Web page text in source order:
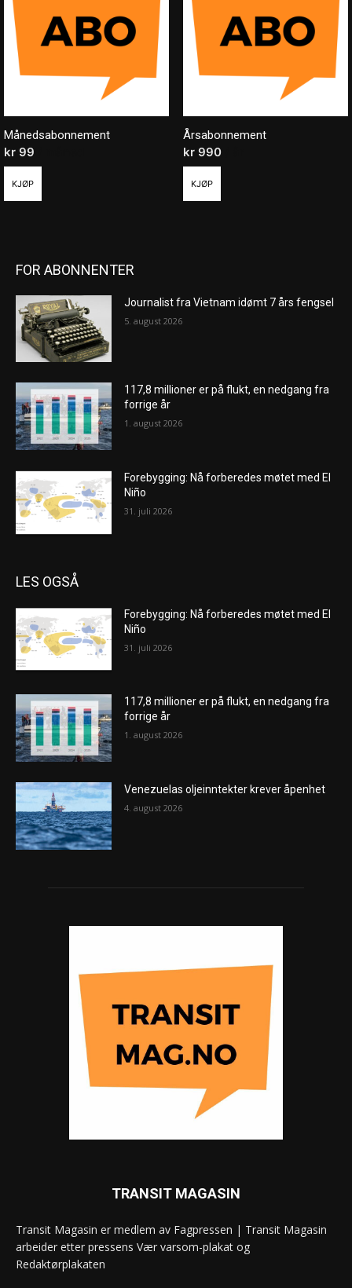
Månedsabonnement
kr 99
KJØP
Årsabonnement
kr990
KJØP
FOR ABONNENTER
Journalist fra Vietnam idømt 7 års fengsel
5. august 2026
117,8 millioner er på flukt, en nedgang fra
forrige år
1. august 2026
Forebygging: Nå forberedes møtet med El
Niño
31. juli 2026
LES OGSÅ
Forebygging: Nå forberedes møtet med El
Niño
31. juli 2026
117,8 millioner er på flukt, en nedgang fra
forrige år
1. august 2026
Venezuelas oljeinntekter krever åpenhet
4. august 2026
TRANSIT MAGASIN
Transit Magasin er medlem av Fagpressen | Transit Magasin
arbeider etter pressens Vær varsom-plakat og
Redaktørplakaten